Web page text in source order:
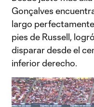
Gonçalves
largo
pies de Russell,
disparar desde el
inferior derecho.